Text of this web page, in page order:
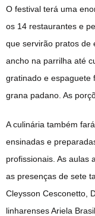
O festival terá uma
os 14 restaurantes e
que servirão pratos de
ancho na parrilha até
gratinado e espaguete
grana padano. As
A culinária também
ensinadas e
profissionais. As aulas
as presenças de sete
Cleysson Cesconetto,
linharenses Ariela